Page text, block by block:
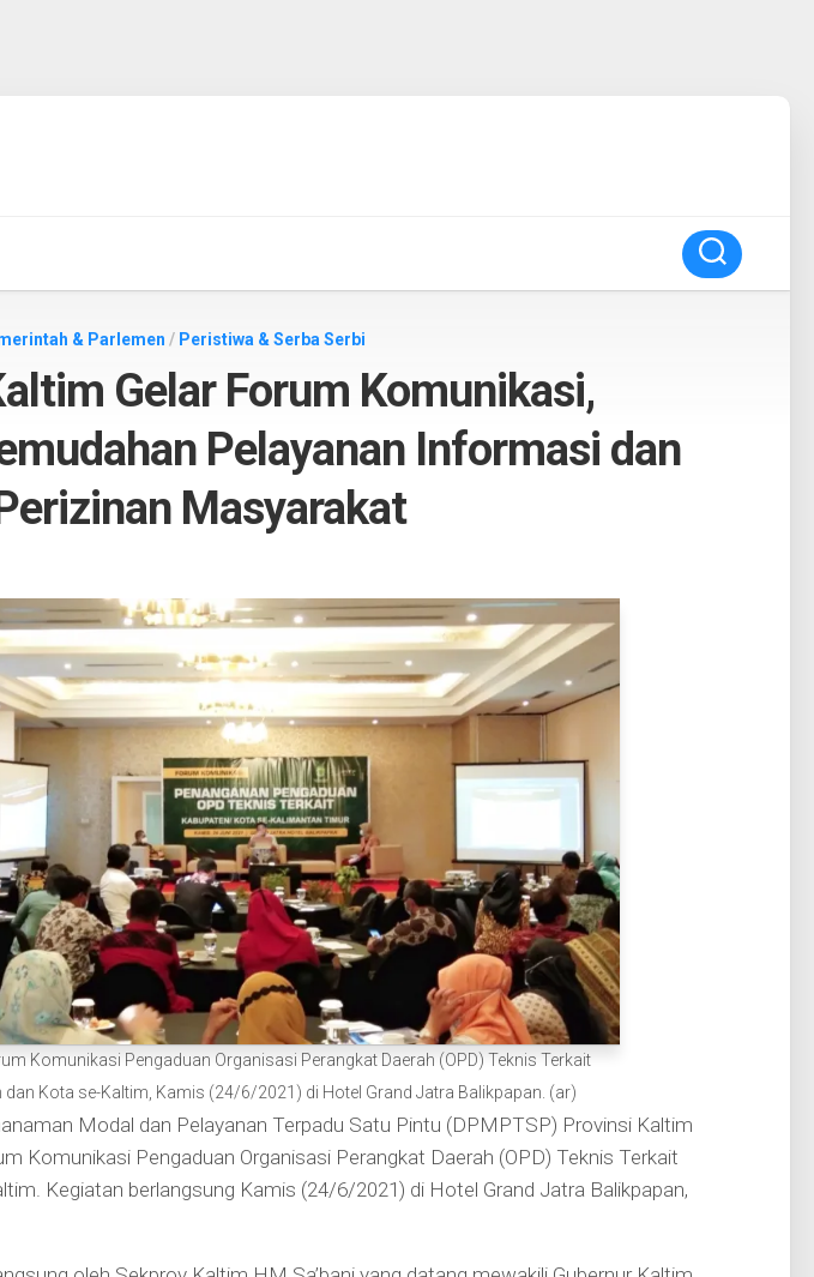
& Parlemen / Peristiwa & Serba Serbi
Gelar Forum Komunikasi,
Pelayanan Informasi dan
Masyarakat
Komunikasi Pengaduan Organisasi Perangkat Daerah (OPD) Teknis Terkait
dan Kota se-Kaltim, Kamis (24/6/2021) di Hotel Grand Jatra Balikpapan. (ar)
Modal dan Pelayanan Terpadu Satu Pintu (DPMPTSP) Provinsi Kaltim
Komunikasi Pengaduan Organisasi Perangkat Daerah (OPD) Teknis Terkait
Kegiatan berlangsung Kamis (24/6/2021) di Hotel Grand Jatra Balikpapan,